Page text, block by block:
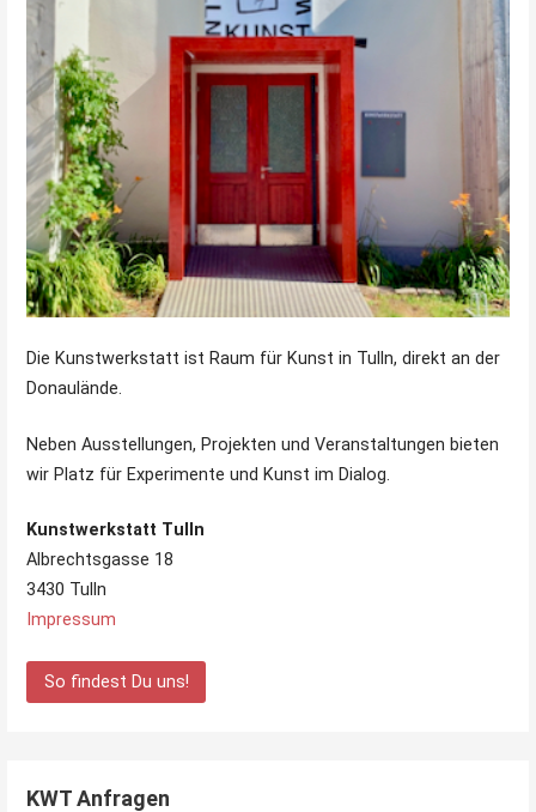
Die Kunstwerkstatt ist Raum für Kunst in Tulln, direkt an der
Donaulände.
Neben Ausstellungen, Projekten und Veranstaltungen bieten
wir Platz für Experimente und Kunst im Dialog.
Kunstwerkstatt Tulln
Albrechtsgasse 18
3430 Tulln
Impressum
So findest Du uns!
KWT Anfragen